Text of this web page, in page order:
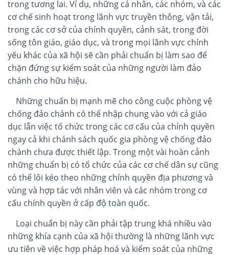
trong tương lai. Ví dụ, những cá nhân, các nhóm, và các
cơ chế sinh hoạt trong lãnh vực truyền thông, vận tải,
trong các cơ sở của chính quyền, cảnh sát, trong đời
sống tôn giáo, giáo dục, và trong mọi lãnh vực chính
yếu khác của xã hội sẽ cần phải chuẩn bị làm sao để
chặn đứng sự kiểm soát của những người làm đảo
chánh cho hữu hiệu.
Những chuẩn bị mạnh mẽ cho công cuộc phòng vệ
chống đảo chánh có thể nhập chung vào với cả giáo
dục lẫn việc tổ chức trong các cơ cấu của chính quyền
ngay cả khi chánh sách quốc gia phòng vệ chống đảo
chánh chưa được thiết lập. Trong một vài hoàn cảnh
những chuẩn bị có tổ chức của các cơ chế dân sự cũng
có thể lôi kéo theo những chính quyền địa phương và
vùng và hợp tác với nhân viên và các nhóm trong cơ
cấu chính quyền ở cấp độ toàn quốc.
Loại chuẩn bị này cần phải tập trung khá nhiều vào
những khía cạnh của xã hội thường là những lãnh vực
ưu tiên về việc hợp pháp hoá và kiểm soát của những